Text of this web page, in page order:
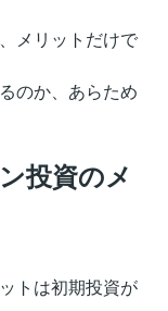
メリットだけで
のか、あらため
投資のメ
トは初期投資が